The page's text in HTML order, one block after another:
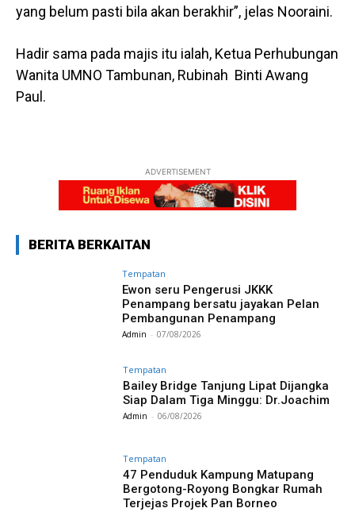
yang belum pasti bila akan berakhir”, jelas Nooraini.
Hadir sama pada majis itu ialah, Ketua Perhubungan
Wanita UMNO Tambunan, Rubinah Binti Awang
Paul.
ADVERTISEMENT
BERITA BERKAITAN
Tempatan
Ewon seru Pengerusi JKKK
Penampang bersatu jayakan Pelan
Pembangunan Penampang
Admin - 07/08/2026
Tempatan
Bailey Bridge Tanjung Lipat Dijangka
Siap Dalam Tiga Minggu: Dr.Joachim
Admin - 06/08/2026
Tempatan
47 Penduduk Kampung Matupang
Bergotong-Royong Bongkar Rumah
Terjejas Projek Pan Borneo